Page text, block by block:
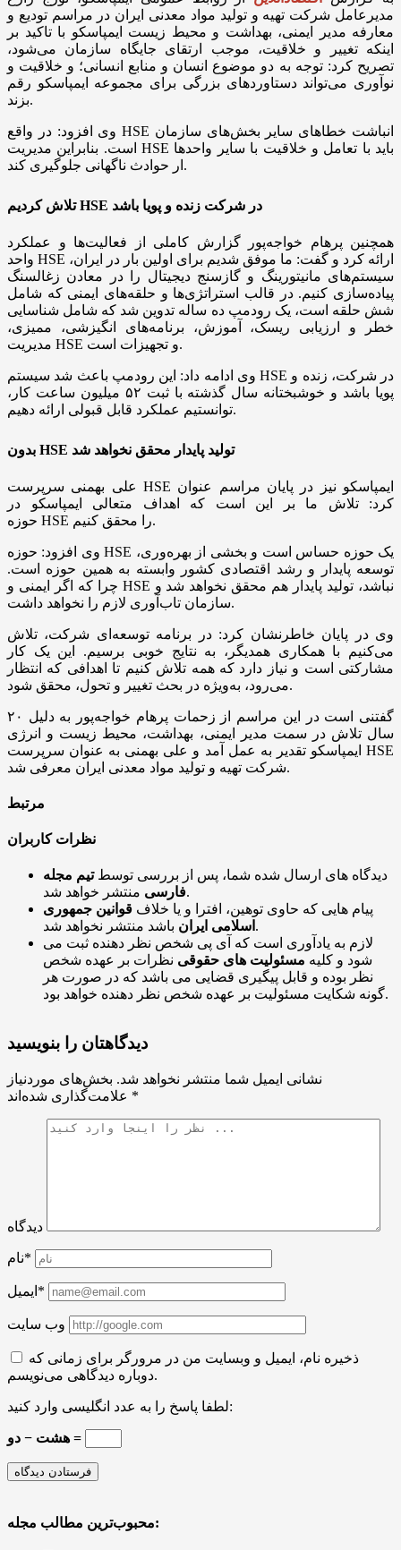
مدیرعامل شرکت تهیه و تولید مواد معدنی ایران در مراسم تودیع و
معارفه مدیر ایمنی، بهداشت و محیط زیست ایمپاسکو با تاکید بر
اینکه تغییر و خلاقیت، موجب ارتقای جایگاه سازمان می‌شود،
تصریح کرد: توجه به دو موضوع انسان و منابع انسانی؛ و خلاقیت و
نوآوری می‌تواند دستاوردهای بزرگی برای مجموعه ایمپاسکو رقم
بزند.
وی افزود: در واقع HSE انباشت خطاهای سایر بخش‌های سازمان
است. بنابراین مدیریت HSE باید با تعامل و خلاقیت با سایر واحدها
ار حوادث ناگهانی جلوگیری کند.
تلاش کردیم HSE در شرکت زنده و پویا باشد
همچنین پرهام خواجه‌پور گزارش کاملی از فعالیت‌ها و عملکرد
واحد HSE ارائه کرد و گفت: ما موفق شدیم برای اولین بار در ایران،
سیستم‌های مانیتورینگ و گازسنج دیجیتال را در معادن زغالسنگ
پیاده‌سازی کنیم. در قالب استراتژی‌ها و حلقه‌های ایمنی که شامل
شش حلقه است، یک رودمپ ده ساله تدوین شد که شامل شناسایی
خطر و ارزیابی ریسک، آموزش، برنامه‌های انگیزشی، ممیزی،
مدیریت HSE و تجهیزات است.
وی ادامه داد: این رودمپ باعث شد سیستم HSE در شرکت، زنده و
پویا باشد و خوشبختانه سال گذشته با ثبت ۵۲ میلیون ساعت کار،
توانستیم عملکرد قابل قبولی ارائه دهیم.
بدون HSE تولید پایدار محقق نخواهد شد
علی بهمنی سرپرست HSE ایمپاسکو نیز در پایان مراسم عنوان
کرد: تلاش ما بر این است که اهداف متعالی ایمپاسکو در
حوزه HSE را محقق کنیم.
وی افزود: حوزه HSE یک حوزه حساس است و بخشی از بهره‌وری،
توسعه پایدار و رشد اقتصادی کشور وابسته به همین حوزه است.
چرا که اگر ایمنی و HSE نباشد، تولید پایدار هم محقق نخواهد شد و
سازمان تاب‌آوری لازم را نخواهد داشت.
وی در پایان خاطرنشان کرد: در برنامه توسعه‌ای شرکت، تلاش
می‌کنیم با همکاری همدیگر، به نتایج خوبی برسیم. این یک کار
مشارکتی است و نیاز دارد که همه تلاش کنیم تا اهدافی که انتظار
می‌رود، به‌ویژه در بحث تغییر و تحول، محقق شود.
گفتنی است در این مراسم از زحمات پرهام خواجه‌پور به دلیل ۲۰
سال تلاش در سمت مدیر ایمنی، بهداشت، محیط زیست و انرژی
ایمپاسکو تقدیر به عمل آمد و علی بهمنی به عنوان سرپرست HSE
شرکت تهیه و تولید مواد معدنی ایران معرفی شد.
مرتبط
نظرات کاربران
دیدگاه های ارسال شده شما، پس از بررسی توسطتیم مجله
فارسیمنتشر خواهد شد.
پیام هایی که حاوی توهین، افترا و یا خلاف قوانین جمهوری
اسلامی ایران باشد منتشر نخواهد شد.
لازم به یادآوری است که آی پی شخص نظر دهنده ثبت می
شود و کلیه مسئولیت های حقوقی نظرات بر عهده شخص
نظر بوده و قابل پیگیری قضایی می باشد که در صورت هر
گونه شکایت مسئولیت بر عهده شخص نظر دهنده خواهد بود.
دیدگاهتان را بنویسید
نشانی ایمیل شما منتشر نخواهد شد. بخش‌های موردنیاز
*
دیدگاه
نام*
ایمیل*
وب سایت
ذخیره نام، ایمیل و وبسایت من در مرورگر برای زمانی که
دوباره دیدگاهی می‌نویسم.
لطفا پاسخ را به عدد انگلیسی وارد کنید:
هشت − دو =
محبوب‌ترین مطالب مجله: